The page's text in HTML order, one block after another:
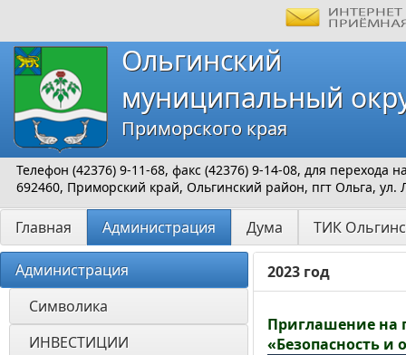
Ольгинский
муниципальный
Приморского края
Телефон (42376) 9-11-68, факс (42376) 9-14-08, для перехода
692460, Приморский край, Ольгинский район, пгт Ольга, ул.
Главная Администрация Дума ТИК
Администрация
Символика
ИНВЕСТИЦИИ
2023 год
Приглашение на
«Безопасность и